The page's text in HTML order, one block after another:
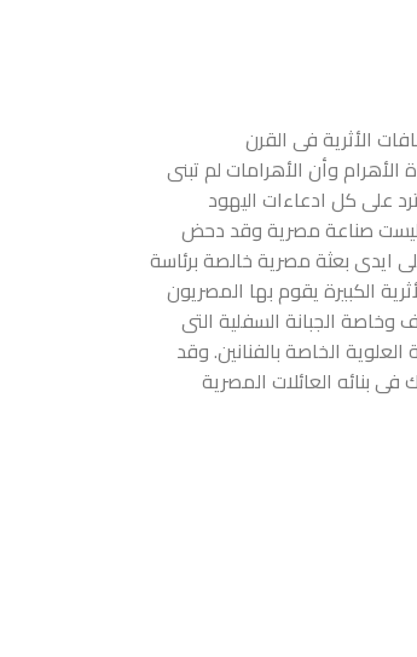
الأثرية فى القرن
وأن الأهرامات لم تبنى
على كل ادعاءات اليهود
ليست صناعة مصرية وقد دحض
ايدى بعثة مصرية خالصة برئاسة
الكبيرة يقوم بها المصريون
الجبانة السفلية التى
الخاصة بالفنانين. وقد
بنائه العائلات المصرية